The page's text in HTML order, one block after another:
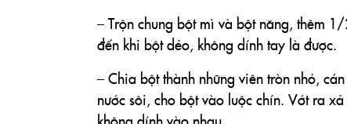
– Trộn chung bột mì và bột năng, thêm
đến khi bột dẻo, không dính tay là được.
– Chia bột thành những viên tròn nhỏ,
nước sôi, cho bột vào luộc chín. Vớt ra